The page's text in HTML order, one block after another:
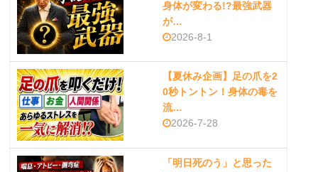
身体が変わる!?最強武器
が…
2026-8-1
【夏休み企画】足の爪を2
0秒トントン！身体の毒を
流…
2026-7-28
「明日死のう」と思った